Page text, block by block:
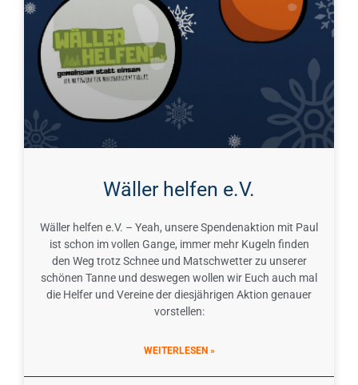
Wäller helfen e.V.
Wäller helfen e.V. – Yeah, unsere Spendenaktion mit Paul
ist schon im vollen Gange, immer mehr Kugeln finden
den Weg trotz Schnee und Matschwetter zu unserer
schönen Tanne und deswegen wollen wir Euch auch mal
die Helfer und Vereine der diesjährigen Aktion genauer
vorstellen:
WEITERLESEN »